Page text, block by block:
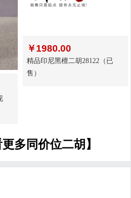
￥1980.00
精品印尼黑檀二胡28122（已
售）
更多同价位二胡】